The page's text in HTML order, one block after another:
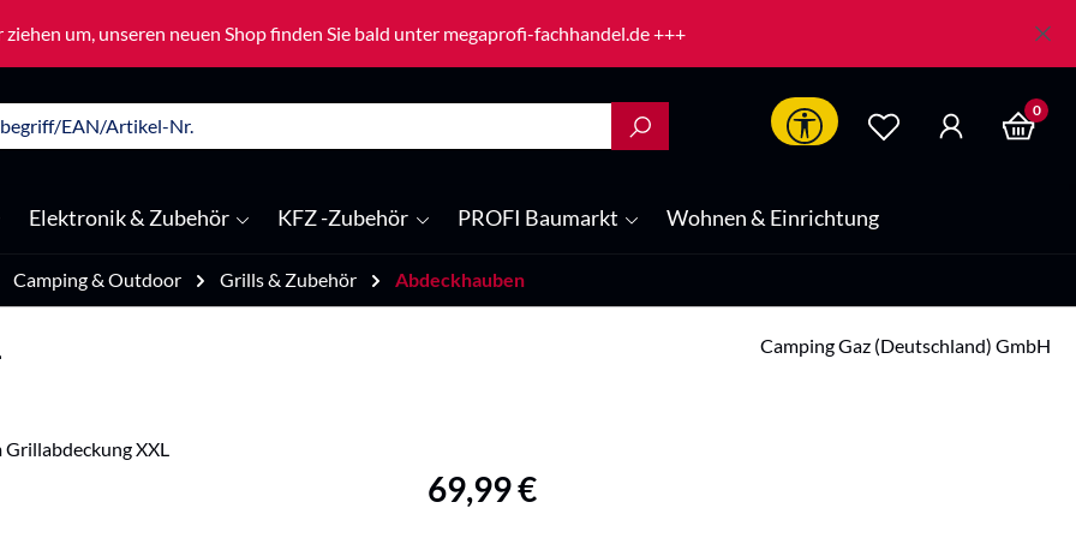
um, unseren neuen Shop finden Sie bald unter megaprofi-fachhandel.de +++
Werkzeugleiste anzeigen
0
Elektronik & Zubehör KFZ -Zubehör PROFI Baumarkt Wohnen & Einrichtung
Camping & Outdoor Grills & Zubehör Abdeckhauben
Camping Gaz (Deutschland) GmbH
Regulärer Preis:
69,99 €